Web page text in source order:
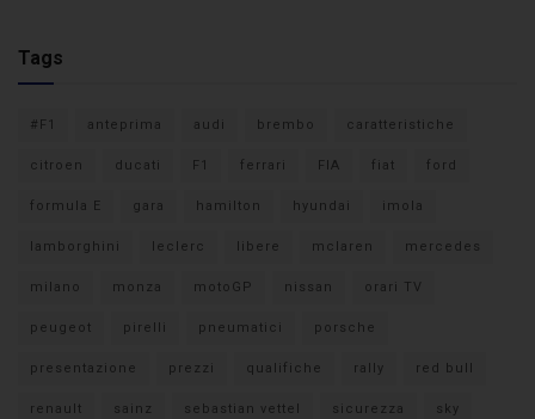
Tags
#F1 anteprima audi brembo caratteristiche
citroen ducati F1 ferrari FIA fiat ford
formula E gara hamilton hyundai imola
lamborghini leclerc libere mclaren mercedes
milano monza motoGP nissan orari TV
peugeot pirelli pneumatici porsche
presentazione prezzi qualifiche rally red bull
renault sainz sebastian vettel sicurezza sky